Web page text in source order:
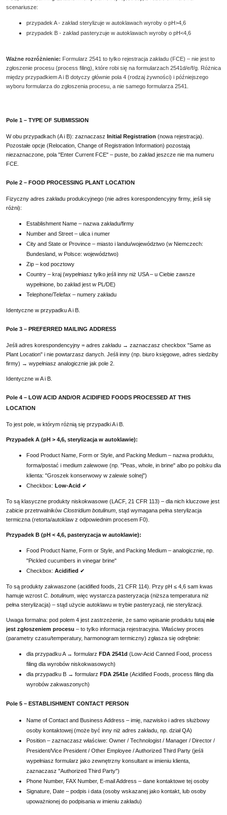
scenariusze:
przypadek A - zakład sterylizuje w autoklawach wyroby o pH>4,6
przypadek B - zakład pasteryzuje w autoklawach wyroby o pH<4,6
Ważne rozróżnienie: Formularz 2541 to tylko rejestracja zakładu (FCE) – nie jest to
zgłoszenie procesu (process filing), które robi się na formularzach 2541d/e/f/g. Różnica
między przypadkiem A i B dotyczy głównie pola 4 (rodzaj żywności) i późniejszego
wyboru formularza do zgłoszenia procesu, a nie samego formularza 2541.
Pole 1 – TYPE OF SUBMISSION
W obu przypadkach (A i B): zaznaczasz Initial Registration (nowa rejestracja).
Pozostałe opcje (Relocation, Change of Registration Information) pozostają
niezaznaczone, pola "Enter Current FCE" – puste, bo zakład jeszcze nie ma numeru
FCE.
Pole 2 – FOOD PROCESSING PLANT LOCATION
Fizyczny adres zakładu produkcyjnego (nie adres korespondencyjny firmy, jeśli się
różni):
Establishment Name – nazwa zakładu/firmy
Number and Street – ulica i numer
City and State or Province – miasto i landu/województwo (w Niemczech:
Bundesland, w Polsce: województwo)
Zip – kod pocztowy
Country – kraj (wypełniasz tylko jeśli inny niż USA – u Ciebie zawsze
wypełnione, bo zakład jest w PL/DE)
Telephone/Telefax – numery zakładu
Identyczne w przypadku A i B.
Pole 3 – PREFERRED MAILING ADDRESS
Jeśli adres korespondencyjny = adres zakładu → zaznaczasz checkbox "Same as
Plant Location" i nie powtarzasz danych. Jeśli inny (np. biuro księgowe, adres siedziby
firmy) → wypełniasz analogicznie jak pole 2.
Identyczne w A i B.
Pole 4 – LOW ACID AND/OR ACIDIFIED FOODS PROCESSED AT THIS
LOCATION
To jest pole, w którym różnią się przypadki A i B.
Przypadek A (pH > 4,6, sterylizacja w autoklawie):
Food Product Name, Form or Style, and Packing Medium – nazwa produktu,
forma/postać i medium zalewowe (np. "Peas, whole, in brine" albo po polsku dla
klienta: "Groszek konserwowy w zalewie solnej")
Checkbox: Low-Acid ✔
To są klasyczne produkty niskokwasowe (LACF, 21 CFR 113) – dla nich kluczowe jest
zabicie przetrwalników Clostridium botulinum , stąd wymagana pełna sterylizacja
termiczna (retorta/autoklaw z odpowiednim procesem F0).
Przypadek B (pH < 4,6, pasteryzacja w autoklawie):
Food Product Name, Form or Style, and Packing Medium – analogicznie, np.
"Pickled cucumbers in vinegar brine"
Checkbox: Acidified ✔
To są produkty zakwaszone (acidified foods, 21 CFR 114). Przy pH ≤ 4,6 sam kwas
hamuje wzrost C. botulinum , więc wystarcza pasteryzacja (niższa temperatura niż
pełna sterylizacja) – stąd użycie autoklawu w trybie pasteryzacji, nie sterylizacji.
Uwaga formalna: pod polem 4 jest zastrzeżenie, że samo wpisanie produktu tutaj nie
jest zgłoszeniem procesu – to tylko informacja rejestracyjna. Właściwy proces
(parametry czasu/temperatury, harmonogram termiczny) zgłasza się odrębnie:
dla przypadku A → formularz FDA 2541d (Low-Acid Canned Food, process
filing dla wyrobów niskokwasowych)
dla przypadku B → formularz FDA 2541e (Acidified Foods, process filing dla
wyrobów zakwaszonych)
Pole 5 – ESTABLISHMENT CONTACT PERSON
Name of Contact and Business Address – imię, nazwisko i adres służbowy
osoby kontaktowej (może być inny niż adres zakładu, np. dział QA)
Position – zaznaczasz właściwe: Owner / Technologist / Manager / Director /
President/Vice President / Other Employee / Authorized Third Party (jeśli
wypełniasz formularz jako zewnętrzny konsultant w imieniu klienta,
zaznaczasz "Authorized Third Party")
Phone Number, FAX Number, E-mail Address – dane kontaktowe tej osoby
Signature, Date – podpis i data (osoby wskazanej jako kontakt, lub osoby
upoważnionej do podpisania w imieniu zakładu)